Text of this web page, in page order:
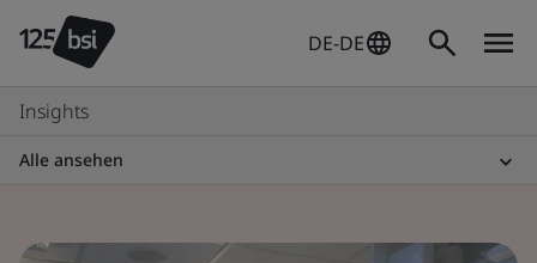
DE-DE
Insights
Alle ansehen